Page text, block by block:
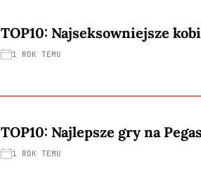
TOP10: Najseksowniejsze
1 ROK TEMU
TOP10: Najlepsze gry na
1 ROK TEMU